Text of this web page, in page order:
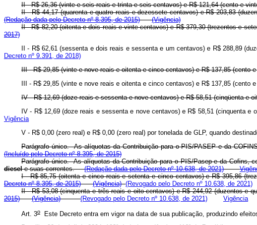
II - R$ 26,36 (vinte e seis reais e trinta e seis centavos) e R$ 121,64 (cento e
II - R$ 44,17 (quarenta e quatro reais e dezessete centavos) e R$ 203,83
(Redação dada pelo Decreto nº 8.395, de 2015)
(Vigência)
II - R$ 82,20 (oitenta e dois reais e vinte centavos) e R$ 379,30 (trezentos e
2017)
II - R$ 62,61 (sessenta e dois reais e sessenta e um centavos) e R$
Decreto nº 9.391, de 2018)
III - R$ 29,85 (vinte e nove reais e oitenta e cinco centavos) e R$ 137,85
III - R$ 29,85 (vinte e nove reais e oitenta e cinco centavos) e R$ 137,85
IV - R$ 12,69 (doze reais e sessenta e nove centavos) e R$ 58,51 (cinqüenta e
IV - R$ 12,69 (doze reais e sessenta e nove centavos) e R$ 58,51 (cinquenta
Vigência
V - R$ 0,00 (zero real) e R$ 0,00 (zero real) por tonelada de GLP, quando
Parágrafo único. As alíquotas da Contribuição para o PIS/PASEP e da
(Incluído pelo Decreto nº 8.395, de 2015)
Parágrafo único. As alíquotas da Contribuição para o PIS/Pasep e da Cofins,
diesele suas correntes.(Redação dada pelo Decreto nº 10.638, de 2021)
I - R$ 85,75 (oitenta e cinco reais e setenta e cinco centavos) e R$
Decreto nº 8.395, de 2015)
(Vigência) (Revogado pelo Decreto nº 10.638, de 2021)
II - R$ 53,08 (cinquenta e três reais e oito centavos) e R$ 244,92 (duzentos
2015)
(Vigência) (Revogado pelo Decreto nº 10.638, de 2021) Vigência
Art. 3o Este Decreto entra em vigor na data de sua publicação, produzindo